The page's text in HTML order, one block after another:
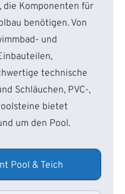
die Komponenten für
benötigen. Von
und
technische
Schläuchen, PVC-,
bietet
um den Pool.
Pool & Teich